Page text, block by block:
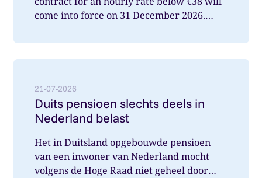
come into force on 31 December 2026.
21-07-2026
Duits pensioen slechts deels in
Nederland belast
Het in Duitsland opgebouwde pensioen
van een inwoner van Nederland mocht
volgens de Hoge Raad niet geheel door